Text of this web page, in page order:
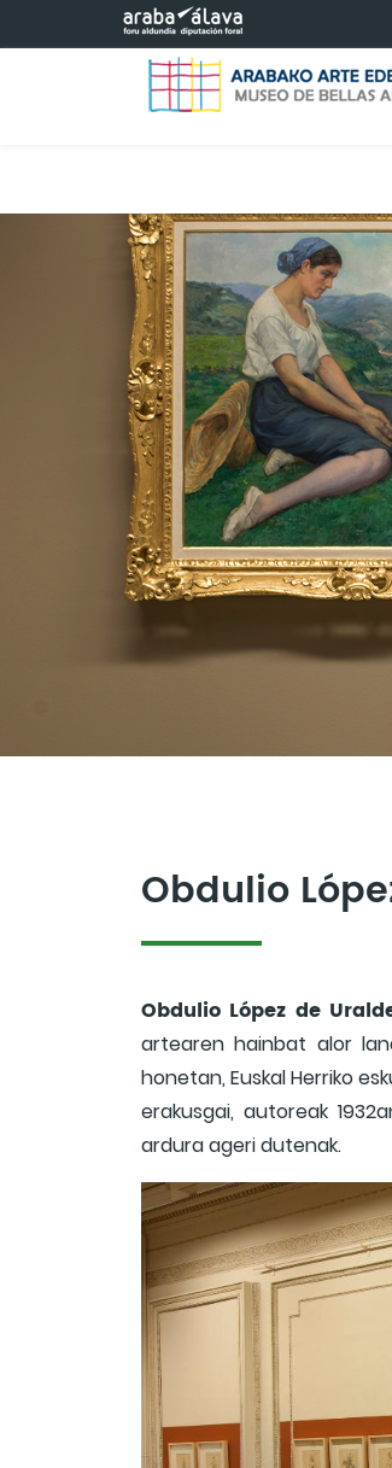
Eduki nagusira joan
Obdulio
Obdulio López de
artearen hainbat alor
honetan, Euskal Herriko
erakusgai, autoreak
ardura ageri dutenak.